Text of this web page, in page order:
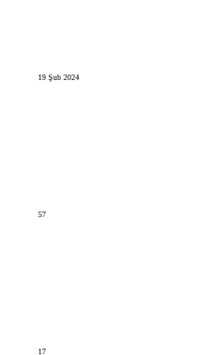
19 Şub 2024
57
17